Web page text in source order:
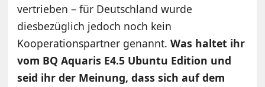
vertrieben – für Deutschland wurde
diesbezüglich jedoch noch kein
Kooperationspartner genannt.Was haltet ihr
vom BQ Aquaris E4.5 Ubuntu Edition und
seid ihr der Meinung, dass sich auf dem